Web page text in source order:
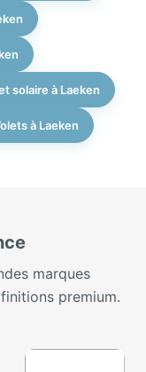
solaire à Laeken
à Laeken
marques
premium.